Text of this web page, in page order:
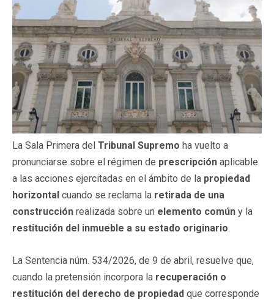
La Sala Primera del Tribunal Supremo ha vuelto a
pronunciarse sobre el régimen de prescripción aplicable
a las acciones ejercitadas en el ámbito de la propiedad
horizontal cuando se reclama la retirada de una
construcción realizada sobre un elemento común y la
restitución del inmueble a su estado originario.
La Sentencia núm. 534/2026, de 9 de abril, resuelve que,
cuando la pretensión incorpora la recuperación o
restitución del derecho de propiedad que corresponde